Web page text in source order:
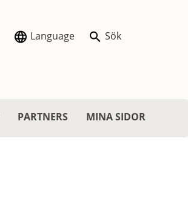
Language Sök
PARTNERS MINA SIDOR